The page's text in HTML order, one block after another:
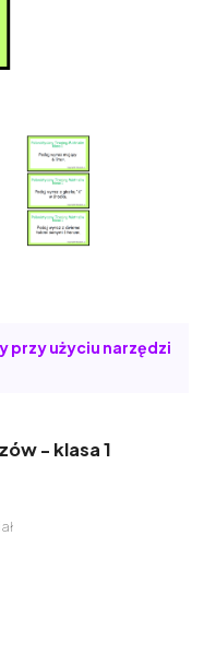
przy użyciu narzędzi
- klasa 1